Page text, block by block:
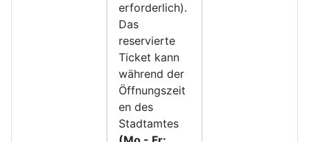
erforderlich).
Das
reservierte
Ticket kann
während der
Öffnungszeit
en des
Stadtamtes